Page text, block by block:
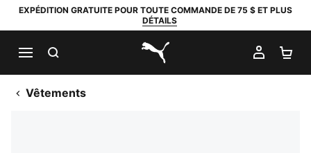
EXPÉDITION GRATUITE POUR TOUTE COMMANDE DE 75 $ ET PLUS
DÉTAILS
PUMA.com
MON
Vêtements